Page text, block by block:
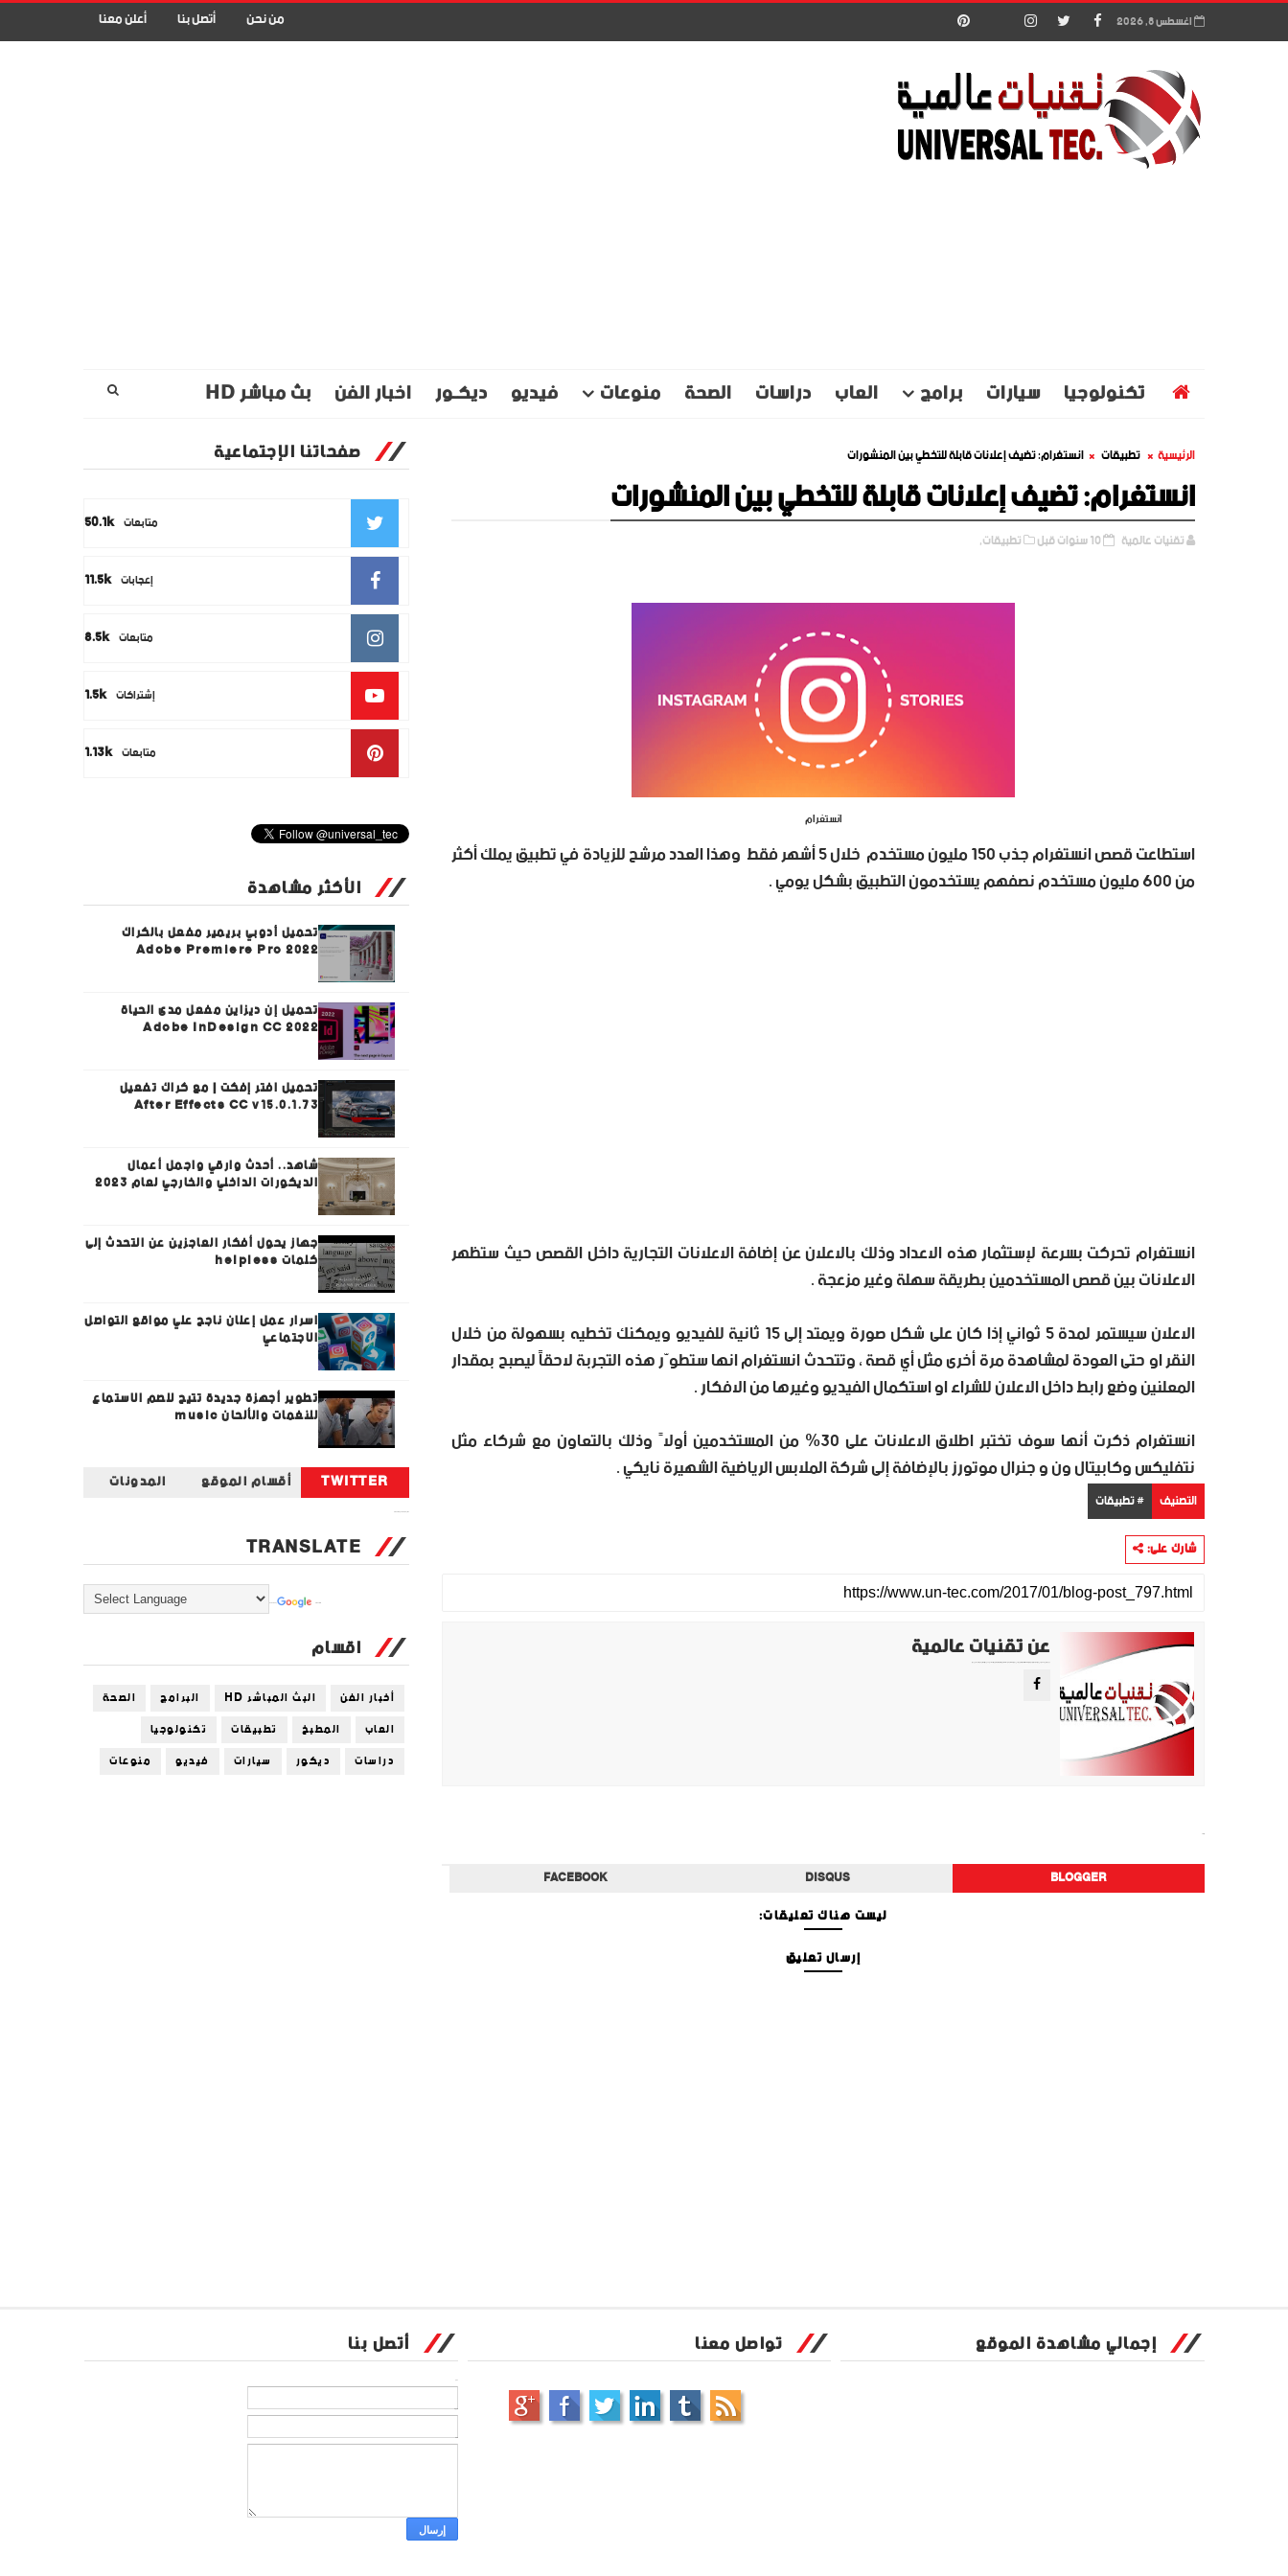
اغسطس 8, 2026 من نحن أتصل بنا أعلن معنا
تكنولوجيا سيارات برامج العاب دراسات الصحة منوعات فيديو ديكـور اخبار الفن بث مباشر HD
الرئيسية تطبيقات انستغرام: تضيف إعلانات قابلة للتخطي بين المنشورات
انستغرام: تضيف إعلانات قابلة للتخطي بين المنشورات
تقنيات عالمية 10 سنوات قبل تطبيقات,
انستغرام
استطاعت قصص انستغرام جذب 150 مليون مستخدم خلال 5 أشهر فقط وهذا العدد مرشح للزيادة في تطبيق يملك أكثر
من 600 مليون مستخدم نصفهم يستخدمون التطبيق بشكل يومي .
انستغرام تحركت بسرعة لإستثمار هذه الاعداد وذلك بالاعلان عن إضافة الاعلانات التجارية داخل القصص حيث ستظهر
الاعلانات بين قصص المستخدمين بطريقة سهلة وغير مزعجة .
الاعلان سيستمر لمدة 5 ثواني إذا كان على شكل صورة ويمتد إلى 15 ثانية للفيديو ويمكنك تخطيه بسهولة من خلال
النقر او حتى العودة لمشاهدة مرة أخرى مثل أي قصة ، وتتحدث انستغرام انها ستطوّر هذه التجربة لاحقاً ليصبح بمقدار
المعلنين وضع رابط داخل الاعلان للشراء او استكمال الفيديو وغيرها من الافكار .
انستغرام ذكرت أنها سوف تختبر اطلاق الاعلانات على 30% من المستخدمين أولاً وذلك بالتعاون مع شركاء مثل
نتفليكس وكابيتال ون و جنرال موتورز بالإضافة إلى شركة الملابس الرياضية الشهيرة نايكي .
التصنيف # تطبيقات
شارك على:
عن تقنيات عالمية
BLOGGER
DISQUS
FACEBOOK
ليست هناك تعليقات:
إرسال تعليق
صفحاتنا الإجتماعية
50.1k متابعات
11.5k إعجابات
8.5k متابعات
1.5k إشتراكات
1.13k متابعات
الأكثر مشاهدة
تحميل أدوبي بريمير مفعل بالكراك
Adobe Premiere Pro 2022
تحميل إن ديزاين مفعل مدى الحياة
Adobe InDesign CC 2022
تحميل افتر إفكت | مع كراك تفعيل
After Effects CC v15.0.1.73
شاهد.. أحدث وارقي واجمل أعمال
الديكورات الداخلي والخارجي لعام 2023
جهاز يحول أفكار العاجزين عن التحدث إلى
كلمات helpless
اسرار عمل إعلان ناجح علي مواقع التواصل
الاجتماعي
تطوير أجهزة جديدة تتيح للصم الاستماع
للنغمات والألحان music
TWITTER أقسام الموقع المدونات
TRANSLATE
اقسام
أخبار الفن البث المباشر HD البرامج
الصحة
العاب
المطبخ تطبيقات
تكنولوجيا
دراسات
ديكور سيارات فيديو منوعات
إجمالي مشاهدة الموقع تواصل معنا أتصل بنا